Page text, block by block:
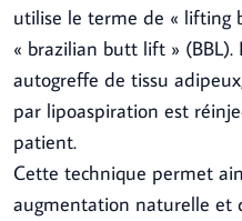
utilise le terme de « lifting
« brazilian butt lift » (BBL).
autogreffe de tissu
par lipoaspiration est
patient.
Cette technique permet
augmentation naturelle et